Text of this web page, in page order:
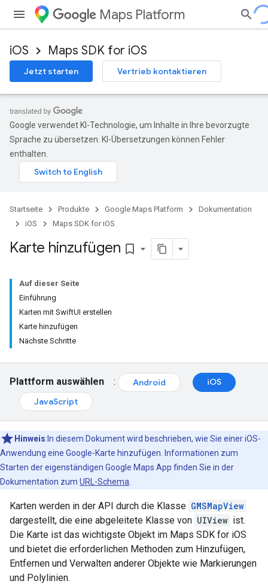
Maps Platform
iOS Maps SDK for iOS
Jetzt starten Vertrieb kontaktieren
Google verwendet KI-Technologie, um Inhalte in Ihre bevorzugte
Sprache zu übersetzen. KI-Übersetzungen können Fehler
enthalten.
Startseite Produkte Google Maps Platform
Dokumentation
iOS
Maps SDK for iOS
Karte hinzufügen bookmark_border
Auf dieser Seite
Einführung
Karten mit SwiftUI erstellen
Karte hinzufügen
Nächste Schritte
Plattform auswählen : Android
iOS
JavaScript
Hinweis:In diesem Dokument wird beschrieben, wie Sie einer iOS-
Anwendung eine Google-Karte hinzufügen. Informationen zum
Starten der eigenständigen Google Maps App finden Sie in der
Dokumentation zum URL-Schema
Karten werden in der API durch die Klasse GMSMapView
dargestellt, die eine abgeleitete Klasse von UIView ist.
Die Karte ist das wichtigste Objekt im Maps SDK for iOS
und bietet die erforderlichen Methoden zum Hinzufügen,
Entfernen und Verwalten anderer Objekte wie Markierungen
und Polylinien.